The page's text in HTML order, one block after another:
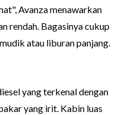
Avanza menawarkan
rendah. Bagasinya cukup
atau liburan panjang.
yang terkenal dengan
yang irit. Kabin luas